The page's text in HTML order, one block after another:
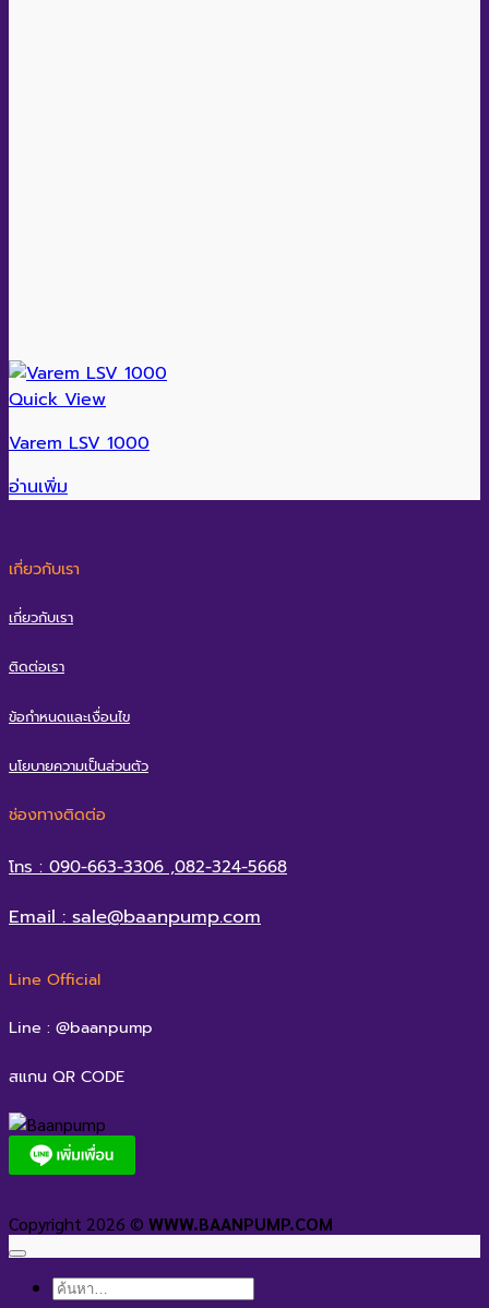
Quick View
Varem LSV 1000
อ่านเพิ่ม
เกี่ยวกับเรา
เกี่ยวกับเรา
ติดต่อเรา
ข้อกำหนดและเงื่อนไข
นโยบายความเป็นส่วนตัว
ช่องทางติดต่อ
โทร : 090-663-3306 ,082-324-5668
Email : sale@baanpump.com
Line Official
Line : @baanpump
สแกน QR CODE
Copyright 2026 © WWW.BAANPUMP.COM
ค้นหา: